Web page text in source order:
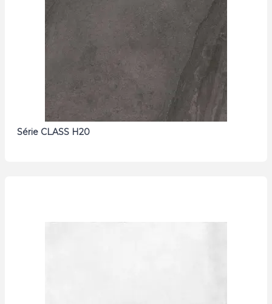
Série CLASS H20